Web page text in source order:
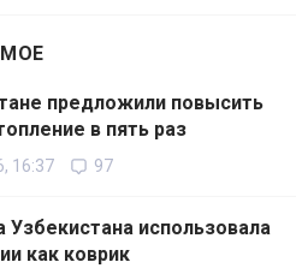
предложили повысить
в пять раз
16:37 97
Узбекистана использовала
как коврик